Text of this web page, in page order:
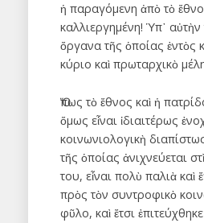
ἡ παραγόμενη ἀπὸ τὸ
καλλιεργημένη! Ὑπ᾽
ὄργανα τῆς ὁποίας ἐντὸς
κύριο καὶ πρωταρχικὸ
Ὅπως τὸ ἔθνος καὶ ἡ
ὅμως εἶναι ἰδιαιτέρως
κοινωνιολογικὴ
τῆς ὁποίας ἀνιχνεύεται
του, εἶναι πολὺ παλιὰ
πρὸς τὸν συντροφικὸ
φῦλο, καὶ ἔτσι